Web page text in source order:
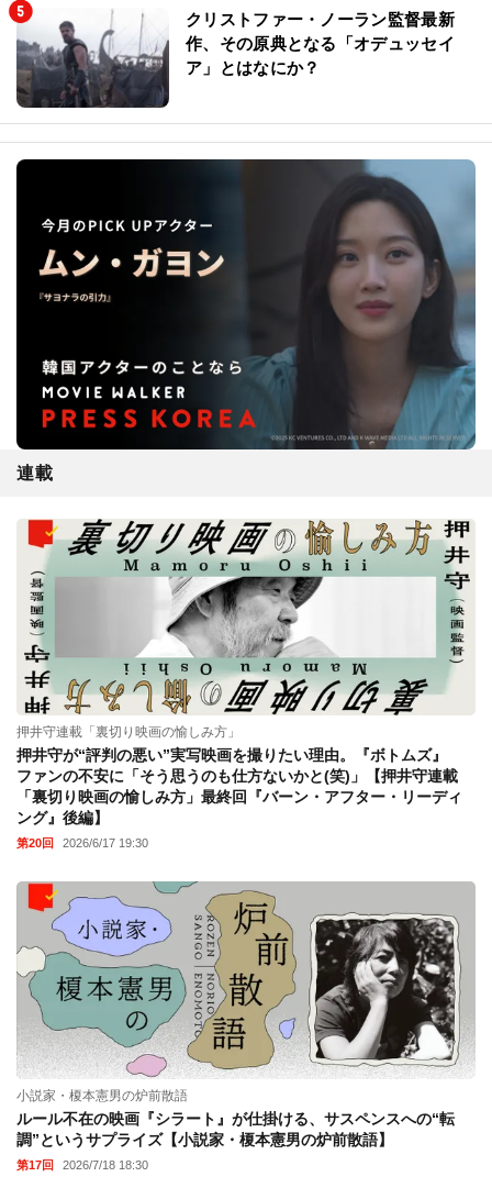
クリストファー・ノーラン監督最新
作、その原典となる「オデュッセイ
ア」とはなにか？
連載
押井守連載「裏切り映画の愉しみ方」
押井守が“評判の悪い”実写映画を撮りたい理由。『ボトムズ』
ファンの不安に「そう思うのも仕方ないかと(笑)」【押井守連載
「裏切り映画の愉しみ方」最終回『バーン・アフター・リーディ
ング』後編】
第20回 2026/6/17 19:30
小説家・榎本憲男の炉前散語
ルール不在の映画『シラート』が仕掛ける、サスペンスへの“転
調”というサプライズ【小説家・榎本憲男の炉前散語】
第17回 2026/7/18 18:30